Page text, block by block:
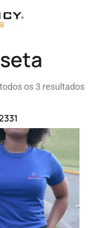
os 3 resultados